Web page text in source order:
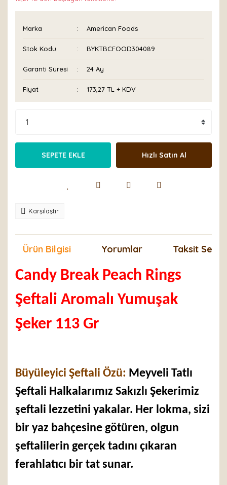
Marka American Foods
Stok Kodu BYKTBCFOOD304089
Garanti Süresi 24 Ay
Fiyat 173,27 TL + KDV
SEPETE EKLE Hızlı Satın Al
Karşılaştır
Ürün Bilgisi Yorumlar Taksit
Candy Break Peach Rings
Şeftali Aromalı Yumuşak
Şeker 113 Gr
Büyüleyici Şeftali Özü: Meyveli Tatlı
Şeftali Halkalarımız Sakızlı Şekerimiz
şeftali lezzetini yakalar. Her lokma, sizi
bir yaz bahçesine götüren, olgun
şeftalilerin gerçek tadını çıkaran
ferahlatıcı bir tat sunar.